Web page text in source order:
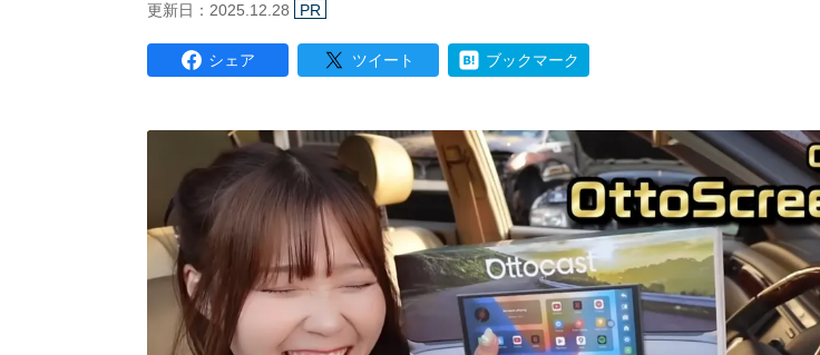
更新日：2025.12.28 PR
シェア ツイート ブックマーク